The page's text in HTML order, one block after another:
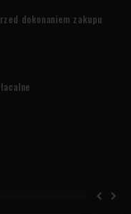
dokonaniem zakupu